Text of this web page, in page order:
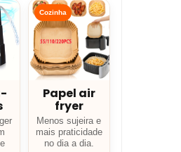
Cozinha
Papel air
fryer
Menos sujeira e
mais praticidade
no dia a dia.